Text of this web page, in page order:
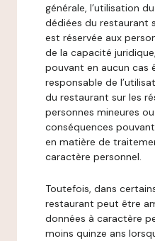
générale, l’utilisation
dédiées du restaurant
est réservée aux
de la capacité
pouvant en aucun cas
responsable de
du restaurant sur les
personnes mineures
conséquences
en matière de
caractère personnel.
Toutefois, dans
restaurant peut être
données à caractère
moins quinze ans